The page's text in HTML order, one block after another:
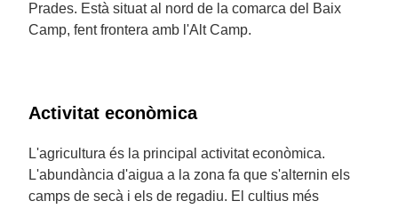
Prades. Està situat al nord de la comarca del Baix
Camp, fent frontera amb l'Alt Camp.
Activitat econòmica
L'agricultura és la principal activitat econòmica.
L'abundància d'aigua a la zona fa que s'alternin els
camps de secà i els de regadiu. El cultius més